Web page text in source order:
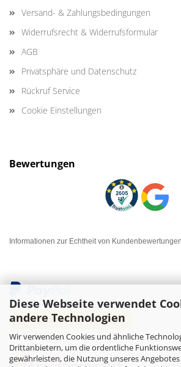
Diese Webseite verwendet
andere Technologien
Wir verwenden Cookies und ähnliche
Drittanbietern, um die ordentliche
gewährleisten, die Nutzung unseres
Versand- & Zahlungsbedingungen
Widerrufsrecht & Widerrufsformular
AGB
Privatsphäre und Datenschutz
Rückruf Service
Cookie Einstellungen
Bewertungen
Informationen zur Echtheit von Kundenbewertungen